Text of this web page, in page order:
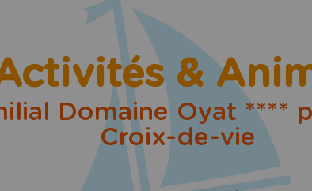
&
Domaine Oyat ****
Croix-de-vie